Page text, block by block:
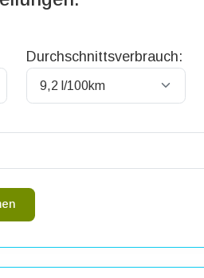
Durchschnittsverbrauch: